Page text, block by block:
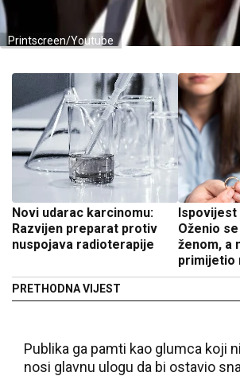
Printscreen/Youtube
Novi udarac karcinomu:
Razvijen preparat protiv
nuspojava radioterapije
PRETHODNA VIJEST
Ispovijest
Oženio
ženom, a
primijetio
Publika ga pamti kao glumca koji
nosi glavnu ulogu da bi ostavio